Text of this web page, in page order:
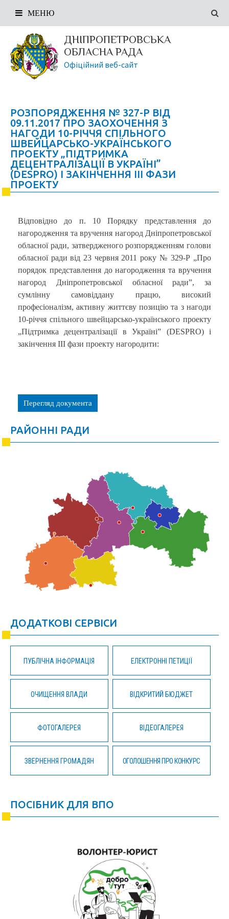
ДНІПРОПЕТРОВСЬКА
ОБЛАСНА РАДА
Офіційний веб-сайт
МЕНЮ
РОЗПОРЯДЖЕННЯ № 327-Р ВІД
09.11.2017 ПРО ЗАОХОЧЕННЯ З
НАГОДИ 10-РІЧЧЯ СПІЛЬНОГО
ШВЕЙЦАРСЬКО-УКРАЇНСЬКОГО
ПРОЕКТУ „ПІДТРИМКА
ДЕЦЕНТРАЛІЗАЦІЇ В УКРАЇНІ”
(DESPRO) І ЗАКІНЧЕННЯ ІІІ ФАЗИ
ПРОЕКТУ
Відповідно до п. 10 Порядку представлення до
нагородження та вручення нагород Дніпропетровської
обласної ради, затвердженого розпорядженням голови
обласної ради від 23 червня 2011 року № 329-Р „Про
порядок представлення до нагородження та вручення
нагород Дніпропетровської обласної ради”, за
сумлінну самовіддану працю, високий
професіоналізм, активну життєву позицію та з нагоди
10-річчя спільного швейцарсько-українського проекту
„Підтримка децентралізації в Україні” (DESPRO) і
закінчення ІІІ фази проекту нагородити:
Перегляд документа
РАЙОННІ РАДИ
ДОДАТКОВІ СЕРВІСИ
ПУБЛІЧНА ІНФОРМАЦІЯ ЕЛЕКТРОННІ ПЕТИЦІЇ
ОЧИЩЕННЯ ВЛАДИ ВІДКРИТИЙ БЮДЖЕТ
ФОТОГАЛЕРЕЯ ВІДЕОГАЛЕРЕЯ
ЗВЕРНЕННЯ ГРОМАДЯН ОГОЛОШЕННЯ ПРО КОНКУРС
ПОСІБНИК ДЛЯ ВПО